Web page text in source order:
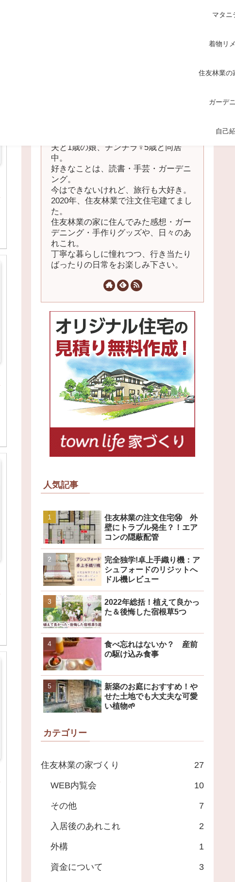
マタニ
着物リ
住友林業の
ガーデ
自己
夫と1歳の娘、チンチラ♀5歳と同居
中。
好きなことは、読書・手芸・ガーデニ
ング。
今はできないけれど、旅行も大好き。
2020年、住友林業で注文住宅建てまし
た。
住友林業の家に住んでみた感想・ガー
デニング・手作りグッズや、日々のあ
れこれ。
丁寧な暮らしに憧れつつ、行き当たり
ばったりの日常をお楽しみ下さい。
人気記事
住友林業の注文住宅⑭ 外
壁にトラブル発生？！エア
コンの隠蔽配管
完全独学!卓上手織り機：ア
シュフォードのリジットへ
ドル機レビュー
2022年総括！植えて良かっ
た＆後悔した宿根草5つ
食べ忘れはないか？ 産前
の駆け込み食事
新築のお庭におすすめ！や
せた土地でも大丈夫な可愛
い植物🌱
カテゴリー
住友林業の家づくり 27
WEB内覧会 10
その他 7
入居後のあれこれ 2
外構 1
資金について 3